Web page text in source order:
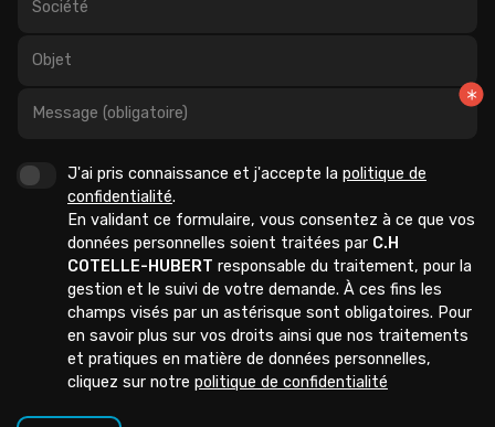
Société
Objet
Message (obligatoire)
J'ai pris connaissance et j'accepte la politique de
confidentialité.
En validant ce formulaire, vous consentez à ce que vos
données personnelles soient traitées par C.H
COTELLE-HUBERT responsable du traitement, pour la
gestion et le suivi de votre demande. À ces fins les
champs visés par un astérisque sont obligatoires. Pour
en savoir plus sur vos droits ainsi que nos traitements
et pratiques en matière de données personnelles,
cliquez sur notre politique de confidentialité